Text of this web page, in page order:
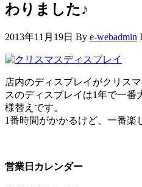
わりました♪
2013年11月19日 By e-webadmin
店内のディスプレイがクリス
スのディスプレイは1年で一番
様替えです。
1番時間がかかるけど、一番楽
営業日カレンダー